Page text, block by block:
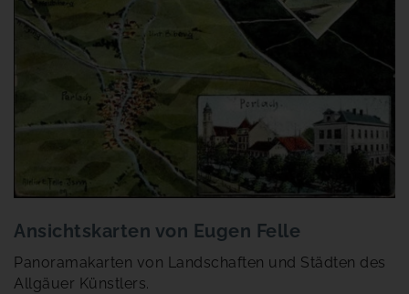
Ansichtskarten von Eugen Felle
Panoramakarten von Landschaften und Städten des
Allgäuer Künstlers.